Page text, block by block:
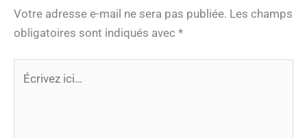
Votre adresse e-mail ne sera pas publiée. Les champs
obligatoires sont indiqués avec *